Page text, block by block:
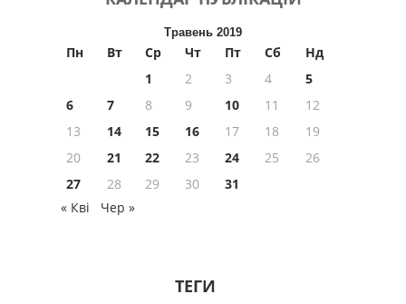
Травень 2019
Пн Вт Ср Чт Пт Сб
Нд
1
2 3 4
5
6
7 8 9 10 11
12
13
14 15 16 17 18
19
20
21 22 23 24 25
26
27
28 29 30
31
« Кві
Чер »
ТЕГИ